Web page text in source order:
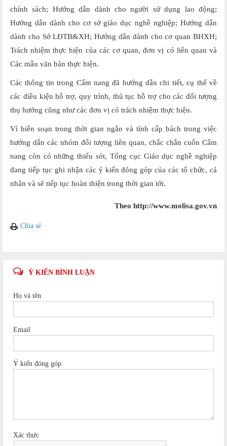
chính sách; Hướng dẫn dành cho người sử dụng lao động;
Hướng dẫn dành cho cơ sở giáo dục nghề nghiệp; Hướng dẫn
dành cho Sở LĐTB&XH; Hướng dẫn dành cho cơ quan BHXH;
Trách nhiệm thực hiện của các cơ quan, đơn vị có liên quan và
Các mẫu văn bản thực hiện.
Các thông tin trong Cẩm nang đã hướng dẫn chi tiết, cụ thể về
các điều kiện hỗ trợ, quy trình, thủ tục hỗ trợ cho các đối tượng
thụ hưởng cũng như các đơn vị có trách nhiệm thực hiện.
Vì biên soạn trong thời gian ngắn và tính cấp bách trong việc
hướng dẫn các nhóm đối tượng liên quan, chắc chắn cuốn Cẩm
nang còn có những thiếu sót, Tổng cục Giáo dục nghề nghiệp
đang tiếp tục ghi nhận các ý kiến đóng góp của các tổ chức, cá
nhân và sẽ tiếp tục hoàn thiện trong thời gian tới.
Theo http://www.molisa.gov.vn
Chia sẻ
Ý KIẾN BÌNH LUẬN
Họ và tên
Email
Ý kiến đóng góp
Xác thực